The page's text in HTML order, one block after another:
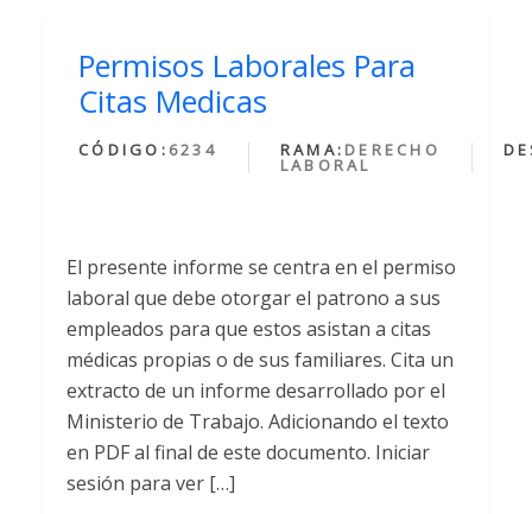
Permisos Laborales Para
Citas Medicas
CÓDIGO: 6234 RAMA: DERECHO
LABORAL
El presente informe se centra en el permiso
laboral que debe otorgar el patrono a sus
empleados para que estos asistan a citas
médicas propias o de sus familiares. Cita un
extracto de un informe desarrollado por el
Ministerio de Trabajo. Adicionando el texto
en PDF al final de este documento. Iniciar
sesión para ver […]